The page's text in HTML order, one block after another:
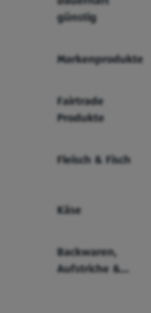
günstig
Markenprodukte
Fairtrade
Produkte
Fleisch & Fisch
Käse
Backwaren,
Aufstriche &